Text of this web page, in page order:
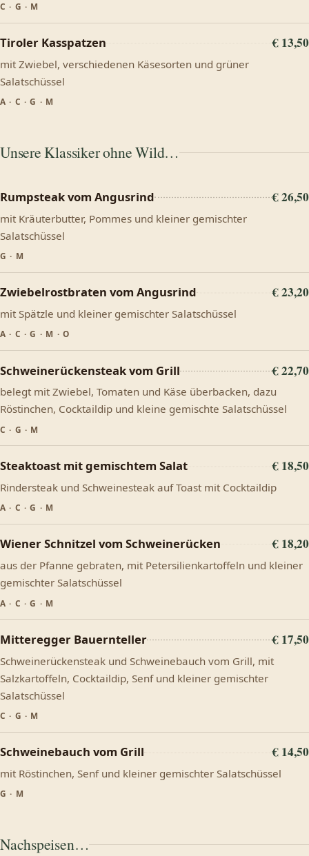
C · G · M
Tiroler Kasspatzen € 13,50
mit Zwiebel, verschiedenen Käsesorten und grüner
Salatschüssel
A · C · G · M
Unsere Klassiker ohne Wild…
Rumpsteak vom Angusrind € 26,50
mit Kräuterbutter, Pommes und kleiner gemischter
Salatschüssel
G · M
Zwiebelrostbraten vom Angusrind € 23,20
mit Spätzle und kleiner gemischter Salatschüssel
A · C · G · M · O
Schweinerückensteak vom Grill € 22,70
belegt mit Zwiebel, Tomaten und Käse überbacken, dazu
Röstinchen, Cocktaildip und kleine gemischte Salatschüssel
C · G · M
Steaktoast mit gemischtem Salat € 18,50
Rindersteak und Schweinesteak auf Toast mit Cocktaildip
A · C · G · M
Wiener Schnitzel vom Schweinerücken € 18,20
aus der Pfanne gebraten, mit Petersilienkartoffeln und kleiner
gemischter Salatschüssel
A · C · G · M
Mitteregger Bauernteller € 17,50
Schweinerückensteak und Schweinebauch vom Grill, mit
Salzkartoffeln, Cocktaildip, Senf und kleiner gemischter
Salatschüssel
C · G · M
Schweinebauch vom Grill € 14,50
mit Röstinchen, Senf und kleiner gemischter Salatschüssel
G · M
Nachspeisen…